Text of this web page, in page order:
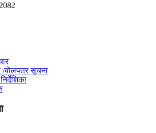
/बोलपत्र सूचना